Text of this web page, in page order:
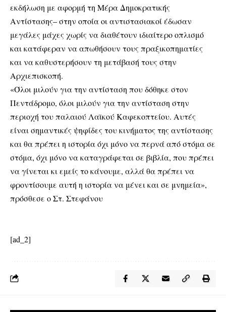
εκδήλωση με αφορμή τη Μέρα Δημοκρατικής
Αντίστασης– στην οποία οι αντιστασιακοί έδωσαν
μεγάλες μάχες χωρίς να διαθέτουν ιδιαίτερο οπλισμό
και κατάφεραν να απωθήσουν τους πραξικοπηματίες
και να καθυστερήσουν τη μετάβασή τους στην
Αρχιεπισκοπή.
«Όλοι μιλούν για την αντίσταση που δόθηκε στον
Πεντάδρομο, όλοι μιλούν για την αντίσταση στην
περιοχή του παλαιού Λαϊκού Καφεκοπτείου. Αυτές
είναι σημαντικές ψηφίδες του κινήματος της αντίστασης
και θα πρέπει η ιστορία όχι μόνο να περνά από στόμα σε
στόμα, όχι μόνο να καταγράφεται σε βιβλία, που πρέπει
να γίνεται κι εμείς το κάνουμε, αλλά θα πρέπει να
φροντίσουμε αυτή η ιστορία να μένει και σε μνημεία»,
πρόσθεσε ο Στ. Στεφάνου
[ad_2]